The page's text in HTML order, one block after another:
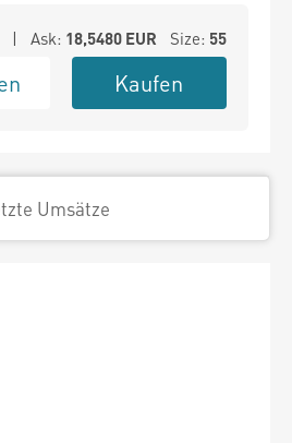
Ask: 18,5480EUR Size: 55
Kaufen
Umsätze